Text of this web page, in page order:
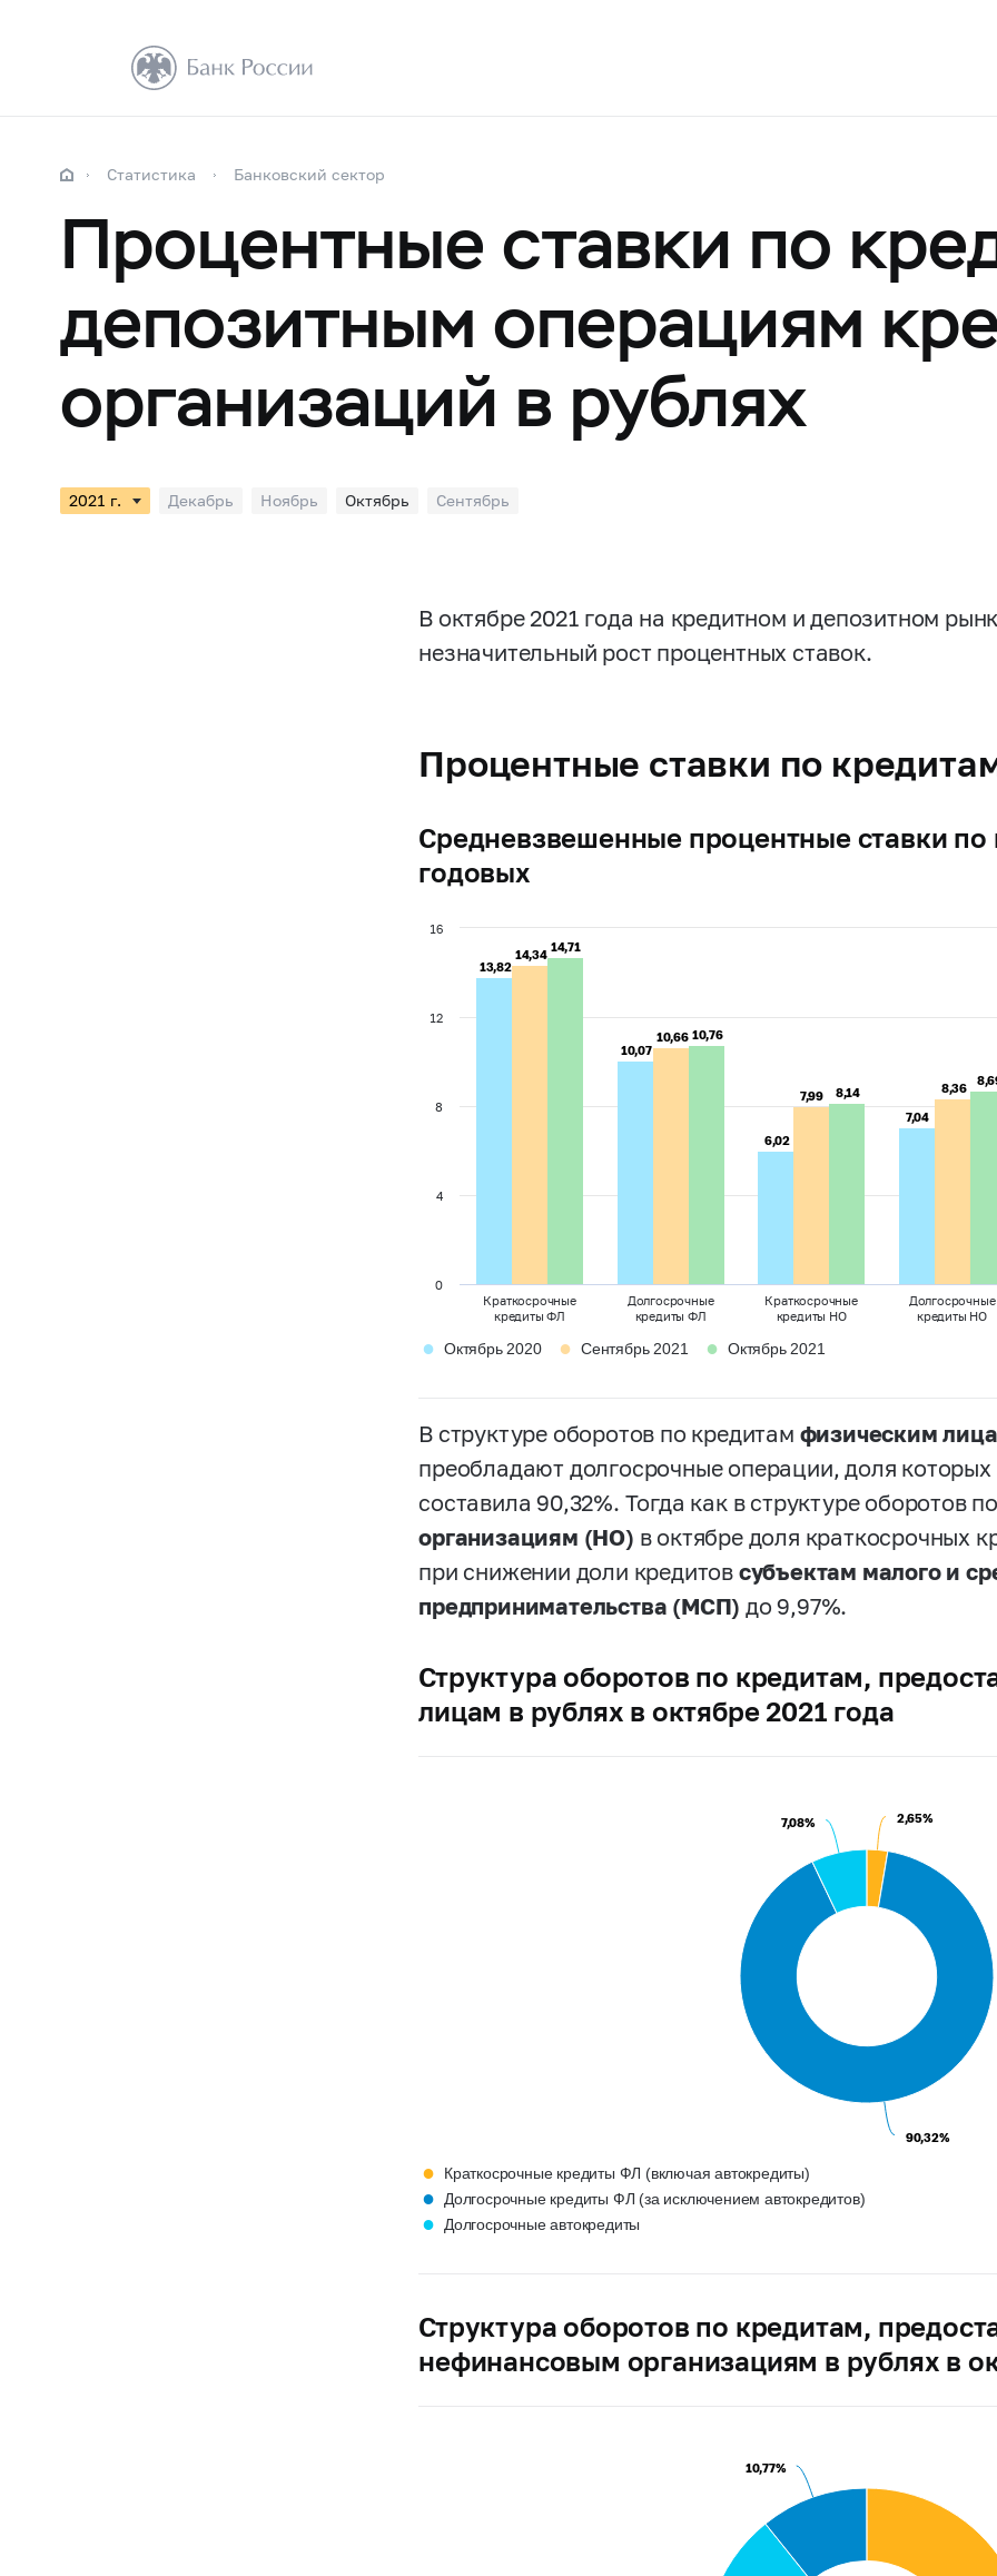
Статистика Банковский сектор
Процентные ставки по
депозитным операциям
организаций в рублях
Декабрь Ноябрь Октябрь Сентябрь
В октябре 2021 года на кредитном и депозитном
незначительный рост процентных ставок.
Процентные ставки по
Средневзвешенные процентные ставки по
годовых
13,82
13,82
10,07
10,07
6,02
6,02
7,04
7,04
14,34
14,34
10,66
10,66
7,99
7,99
8,36
8,36
14,71
14,71
10,76
10,76
8,14
8,14
Краткосрочные
кредиты ФЛ
Долгосрочные
кредиты ФЛ
Краткосрочные
кредиты НО
Долгосрочные
кредиты НО
0
4
8
12
16
● Октябрь 2020 ● Сентябрь 2021 ● Октябрь 2021
В структуре оборотов по кредитам физическим
преобладают долгосрочные операции, доля которых
составила 90,32%. Тогда как в структуре оборотов
организациям (НО) в октябре доля краткосрочных
при снижении доли кредитов субъектам малого и
предпринимательства (МСП) до 9,97%.
Структура оборотов по кредитам,
лицам в рублях в октябре 2021 года
2,65%
2,65%
90,32%
90,32%
7,08%
7,08%
● Краткосрочные кредиты ФЛ (включая автокредиты)
● Долгосрочные кредиты ФЛ (за исключением автокредитов)
● Долгосрочные автокредиты
Структура оборотов по кредитам,
нефинансовым организациям в рублях в
10,77%
10,77%